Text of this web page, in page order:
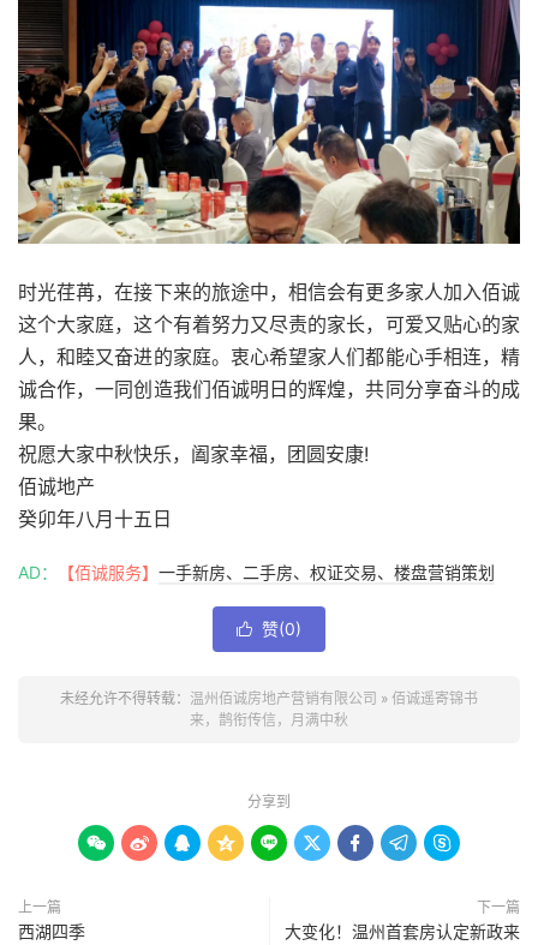
时光荏苒，在接下来的旅途中，相信会有更多家人加入佰诚
这个大家庭，这个有着努力又尽责的家长，可爱又贴心的家
人，和睦又奋进的家庭。衷心希望家人们都能心手相连，精
诚合作，一同创造我们佰诚明日的辉煌，共同分享奋斗的成
果。
祝愿大家中秋快乐，阖家幸福，团圆安康!
佰诚地产
癸卯年八月十五日
AD： 【佰诚服务】 一手新房、二手房、权证交易、楼盘营销策划
 赞(0)
未经允许不得转载： 温州佰诚房地产营销有限公司 » 佰诚遥寄锦书
来，鹊衔传信，月满中秋
分享到
        
上一篇
西湖四季
下一篇
大变化！温州首套房认定新政来